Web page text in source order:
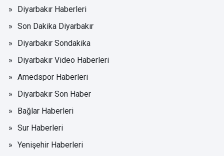
Diyarbakır Haberleri
Son Dakika Diyarbakır
Diyarbakır Sondakika
Diyarbakır Video Haberleri
Amedspor Haberleri
Diyarbakır Son Haber
Bağlar Haberleri
Sur Haberleri
Yenişehir Haberleri